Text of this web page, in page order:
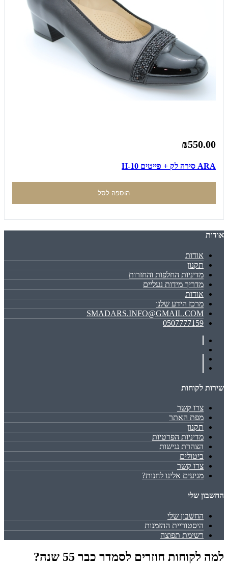
₪550.00
ARA סירה לק + פייטים H-10
הוספה לסל
אודות
אודות
תקנון
מדיניות החלפות והחזרות
מדריך מידות נעליים
אודות
מרכז הידע שלנו
SMADARS.INFO@GMAIL.COM
0507777159
שירות לקוחות
צרו קשר
מפת האתר
תקנון
מדיניות הפרטיות
הצהרת נגישות
ביטולים
צרו קשר
מגיעים אלינו לחנות?
החשבון שלי
החשבון שלי
היסטוריית ההזמנות
רשימת תפוצה
למה לקוחות חוזרים לסמדר כבר 55 שנה?